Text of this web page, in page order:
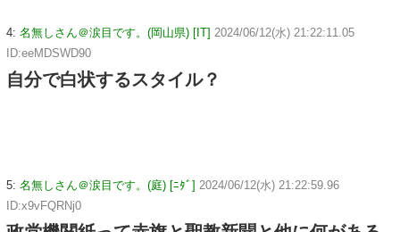
4: 名無しさん＠涙目です。(岡山県) [IT] 2024/06/12(水) 21:22:11.05
ID:eeMDSWD90
自分で白状するスタイル？
5: 名無しさん＠涙目です。(庭) [ﾆﾀﾞ] 2024/06/12(水) 21:22:59.96
ID:x9vFQRNj0